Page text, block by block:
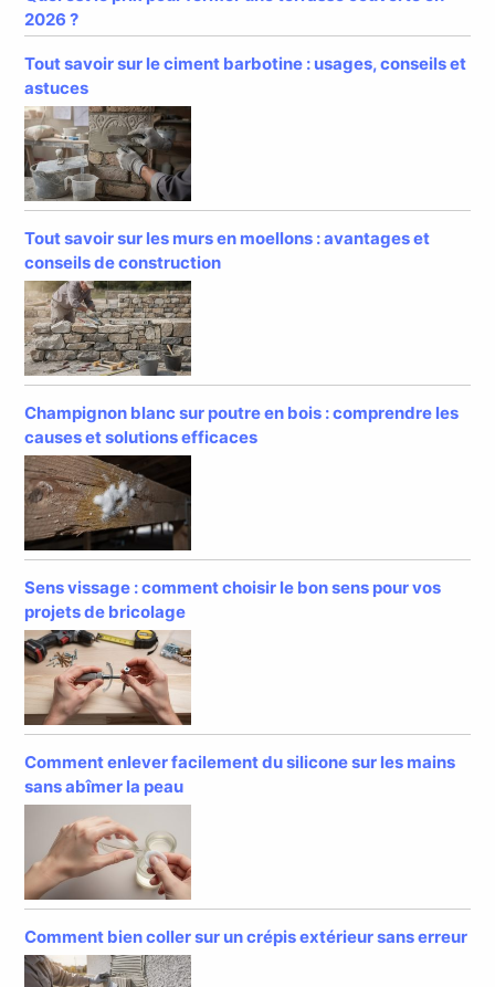
2026 ?
Tout savoir sur le ciment barbotine : usages, conseils et
astuces
Tout savoir sur les murs en moellons : avantages et
conseils de construction
Champignon blanc sur poutre en bois : comprendre les
causes et solutions efficaces
Sens vissage : comment choisir le bon sens pour vos
projets de bricolage
Comment enlever facilement du silicone sur les mains
sans abîmer la peau
Comment bien coller sur un crépis extérieur sans erreur